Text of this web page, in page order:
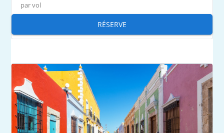
par vol
RÉSERVE